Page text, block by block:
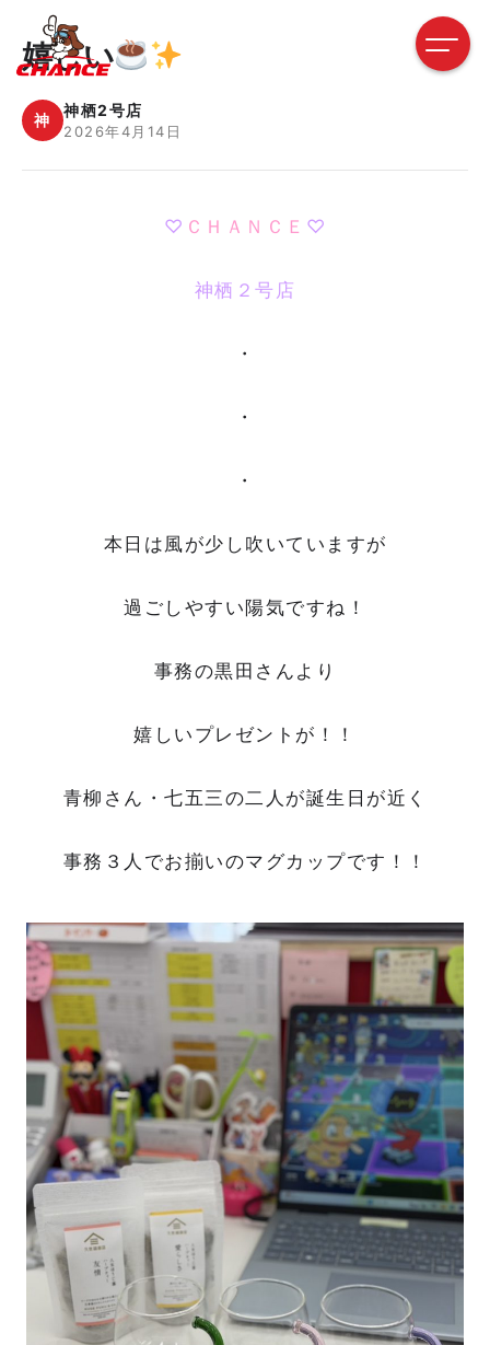
嬉しい
神
神栖2号店
2026年4月14日
♡ ＣＨＡＮＣＥ ♡
神栖２号店
・
・
・
本日は風が少し吹いていますが
過ごしやすい陽気ですね！
事務の黒田さんより
嬉しいプレゼントが！！
青柳さん・七五三の二人が誕生日が近く
事務３人でお揃いのマグカップです！！